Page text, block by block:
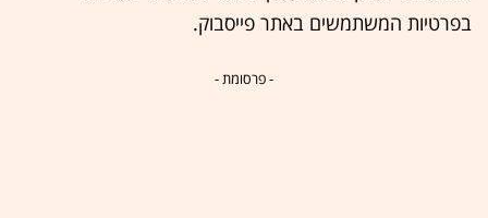
בפרטיות המשתמשים באתר פייסבוק.
- פרסומת -